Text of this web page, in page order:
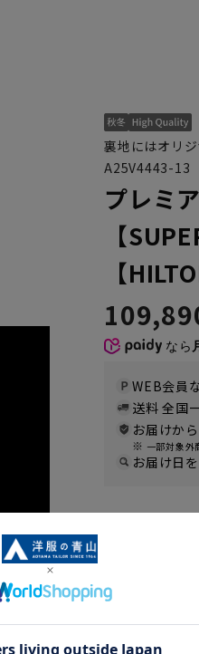
YA4 YA5
裏地にはオリ
A25V4443-13
プレミ
【
【
なら
WEB会員
送料 全国
お届けから
一部対象外
お届け日